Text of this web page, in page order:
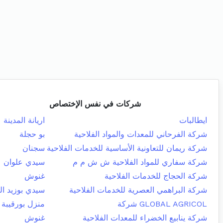
شركات في نفس الإختصاص
ايطالبات
اريانة المدينة
شركة الفرحاني للمعدات والمواد الفلاحية
بو حجلة
شركة ريمان للتعاونية الأساسية للخدمات الفلاحية سجنان
شركة سفاري للمواد الفلاحية ش ش م م
سيدي علوان
شركة الحجاج للخدمات الفلاحية
غنوش
شركة البراهمي العصرية للخدمات الفلاحية
سيدي بوزيد
GLOBAL AGRICOL شركة
منزل بورقيبة
شركة ينابيع الخضراء للمعدات الفلاحية
غنوش